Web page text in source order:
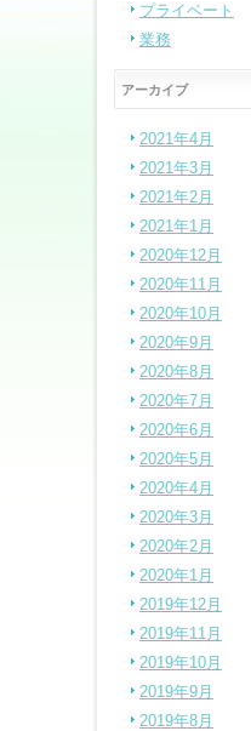
プライベート
業務
アーカイブ
2021年4月
2021年3月
2021年2月
2021年1月
2020年12月
2020年11月
2020年10月
2020年9月
2020年8月
2020年7月
2020年6月
2020年5月
2020年4月
2020年3月
2020年2月
2020年1月
2019年12月
2019年11月
2019年10月
2019年9月
2019年8月